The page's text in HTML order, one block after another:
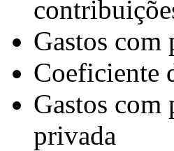
Gastos com
Coeficiente
Gastos com
privada